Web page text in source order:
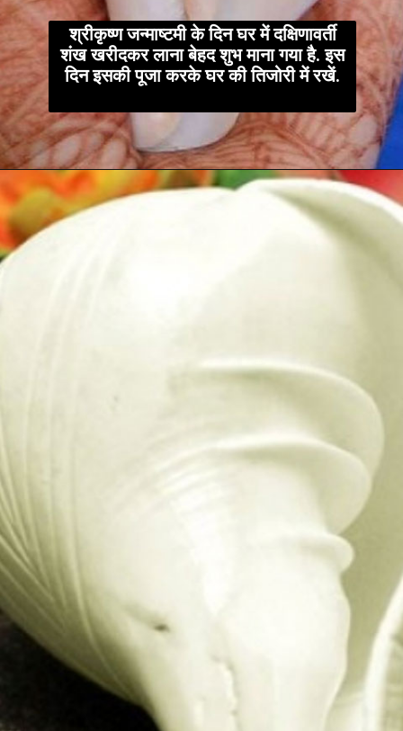
श्रीकृष्ण जन्माष्टमी के दिन घर में दक्षिणावर्ती
शंख खरीदकर लाना बेहद शुभ माना गया है. इस
दिन इसकी पूजा करके घर की तिजोरी में रखें.